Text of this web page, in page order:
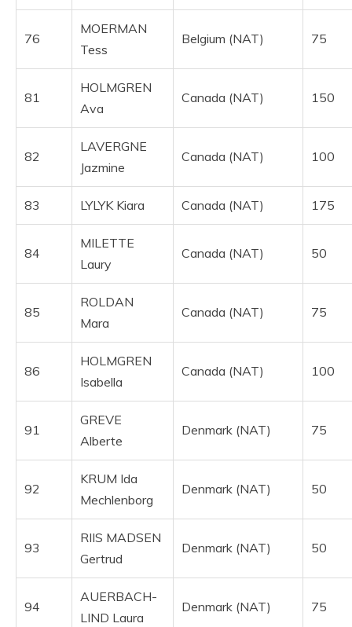
76
MOERMAN
Tess
Belgium (NAT) 75
81
HOLMGREN
Ava
Canada (NAT) 150
82
LAVERGNE
Jazmine
Canada (NAT) 100
83 LYLYK Kiara Canada (NAT) 175
84
MILETTE
Laury
Canada (NAT) 50
85
ROLDAN
Mara
Canada (NAT) 75
86
HOLMGREN
Isabella
Canada (NAT) 100
91
GREVE
Alberte
Denmark (NAT) 75
92
KRUM Ida
Mechlenborg
Denmark (NAT) 50
93
RIIS MADSEN
Gertrud
Denmark (NAT) 50
94
AUERBACH-
LIND Laura
Denmark (NAT) 75